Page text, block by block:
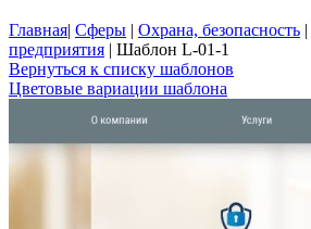
Главная| Сферы | Охрана, безопасность |
предприятия | Шаблон L-01-1
Вернуться к списку шаблонов
Цветовые вариации шаблона